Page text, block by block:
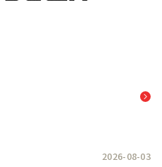
2026-08-03